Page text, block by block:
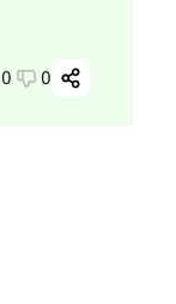
0 0